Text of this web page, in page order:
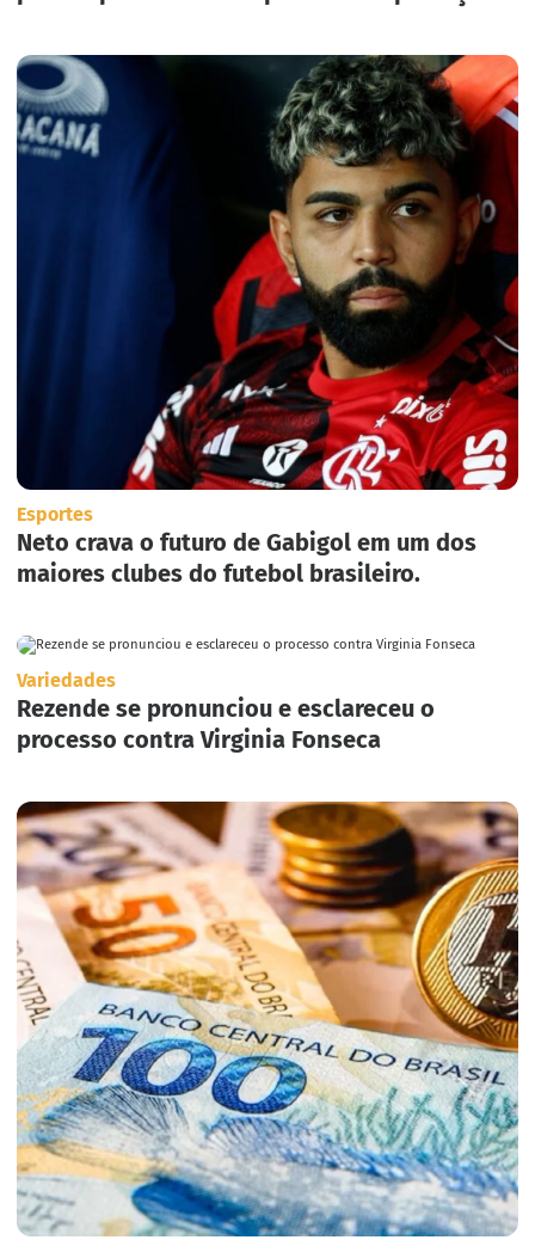
Esportes
Neto crava o futuro de Gabigol em um dos
maiores clubes do futebol brasileiro.
Variedades
Rezende se pronunciou e esclareceu o
processo contra Virginia Fonseca